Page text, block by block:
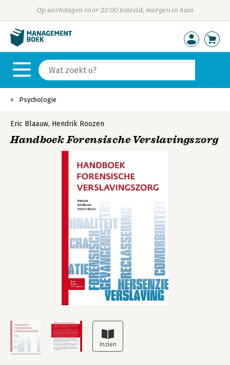
Op werkdagen voor 23:00 besteld, morgen in huis
Psychologie
Eric Blaauw, Hendrik Roozen
Handboek Forensische Verslavingszorg